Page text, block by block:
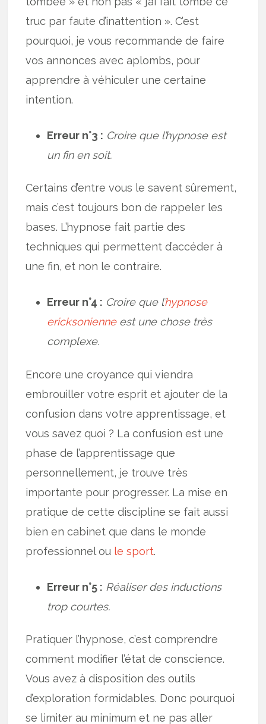
truc par faute d’inattention ». C’est
pourquoi, je vous recommande de faire
vos annonces avec aplombs, pour
apprendre à véhiculer une certaine
intention.
Erreur n°3 : Croire que l’hypnose est
un fin en soit.
Certains d’entre vous le savent sûrement,
mais c’est toujours bon de rappeler les
bases. L’hypnose fait partie des
techniques qui permettent d’accéder à
une fin, et non le contraire.
Erreur n°4 : Croire que l’hypnose
ericksonienneest une chose très
complexe.
Encore une croyance qui viendra
embrouiller votre esprit et ajouter de la
confusion dans votre apprentissage, et
vous savez quoi ? La confusion est une
phase de l’apprentissage que
personnellement, je trouve très
importante pour progresser. La mise en
pratique de cette discipline se fait aussi
bien en cabinet que dans le monde
professionnel ou le sport.
Erreur n°5 : Réaliser des inductions
trop courtes.
Pratiquer l’hypnose, c’est comprendre
comment modifier l’état de conscience.
Vous avez à disposition des outils
d’exploration formidables. Donc pourquoi
se limiter au minimum et ne pas aller